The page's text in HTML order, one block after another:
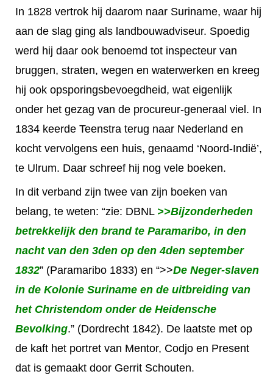
In 1828 vertrok hij daarom naar Suriname, waar hij
aan de slag ging als landbouwadviseur. Spoedig
werd hij daar ook benoemd tot inspecteur van
bruggen, straten, wegen en waterwerken en kreeg
hij ook opsporingsbevoegdheid, wat eigenlijk
onder het gezag van de procureur-generaal viel. In
1834 keerde Teenstra terug naar Nederland en
kocht vervolgens een huis, genaamd ‘Noord-Indië’,
te Ulrum. Daar schreef hij nog vele boeken.
In dit verband zijn twee van zijn boeken van
belang, te weten: “zie: DBNL >>Bijzonderheden
betrekkelijk den brand te Paramaribo, in den
nacht van den 3den op den 4den september
1832” (Paramaribo 1833) en “>>De Neger-slaven
in de Kolonie Suriname en de uitbreiding van
het Christendom onder de Heidensche
Bevolking.” (Dordrecht 1842). De laatste met op
de kaft het portret van Mentor, Codjo en Present
dat is gemaakt door Gerrit Schouten.